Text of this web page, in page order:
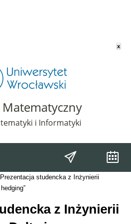
x
i Informatyki
Prezentacja studencka z Inżynierii
z Inżynierii